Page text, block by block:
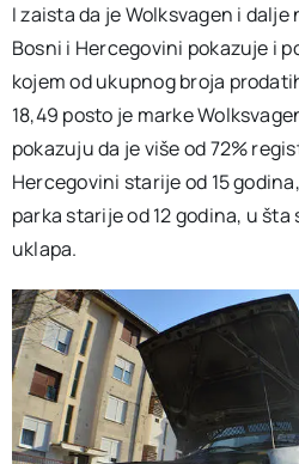
I zaista da je Wolksvagen i
Bosni i Hercegovini pokazuje i
kojem od ukupnog broja
18,49 posto je marke
pokazuju da je više od 72%
Hercegovini starije od 15
parka starije od 12 godina, u šta
uklapa.